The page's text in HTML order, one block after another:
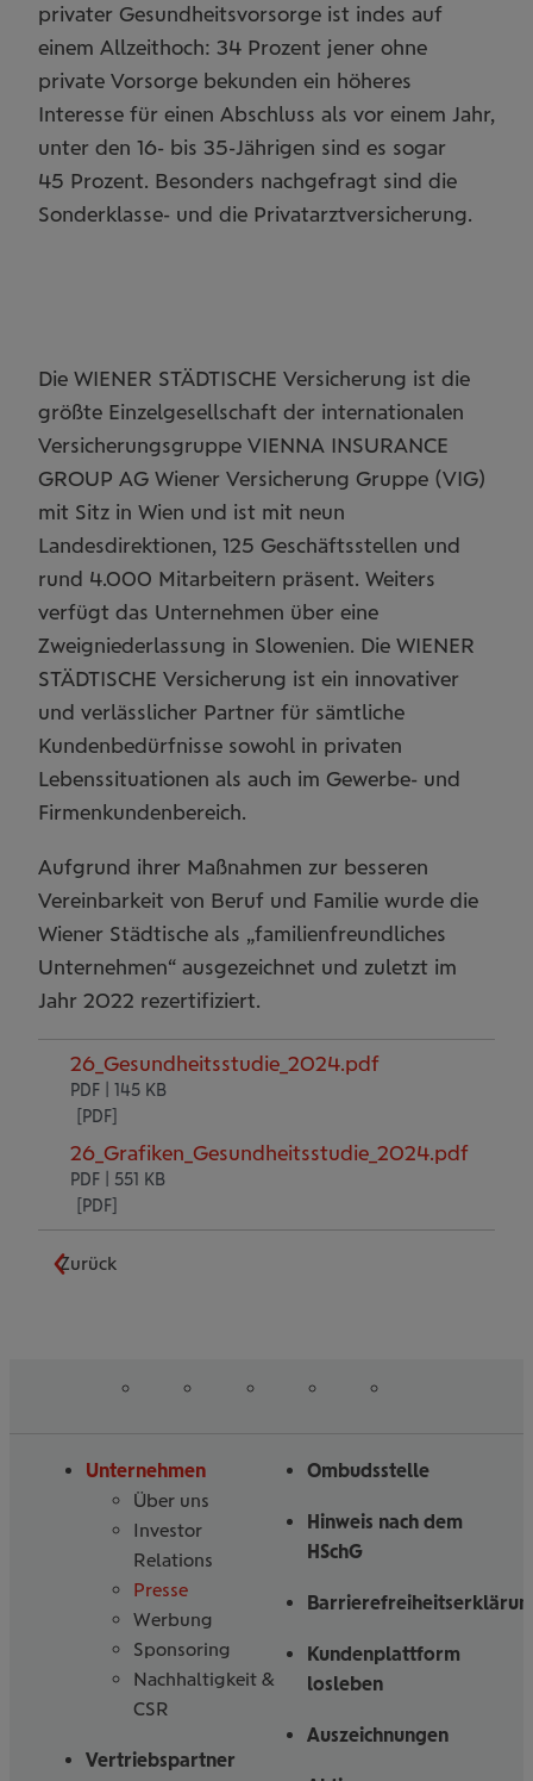
privater Gesundheitsvorsorge ist indes auf
einem Allzeithoch: 34 Prozent jener ohne
private Vorsorge bekunden ein höheres
Interesse für einen Abschluss als vor einem Jahr,
unter den 16- bis 35-Jährigen sind es sogar
45 Prozent. Besonders nachgefragt sind die
Sonderklasse- und die Privatarztversicherung.
Die WIENER STÄDTISCHE Versicherung ist die
größte Einzelgesellschaft der internationalen
Versicherungsgruppe VIENNA INSURANCE
GROUP AG Wiener Versicherung Gruppe (VIG)
mit Sitz in Wien und ist mit neun
Landesdirektionen, 125 Geschäftsstellen und
rund 4.000 Mitarbeitern präsent. Weiters
verfügt das Unternehmen über eine
Zweigniederlassung in Slowenien. Die WIENER
STÄDTISCHE Versicherung ist ein innovativer
und verlässlicher Partner für sämtliche
Kundenbedürfnisse sowohl in privaten
Lebenssituationen als auch im Gewerbe- und
Firmenkundenbereich.
Aufgrund ihrer Maßnahmen zur besseren
Vereinbarkeit von Beruf und Familie wurde die
Wiener Städtische als „familienfreundliches
Unternehmen“ ausgezeichnet und zuletzt im
Jahr 2022 rezertifiziert.
26_Gesundheitsstudie_2024.pdf
PDF | 145 KB
26_Grafiken_Gesundheitsstudie_2024.pdf
PDF | 551 KB
Zurück
Unternehmen
Über uns
Investor
Relations
Presse
Werbung
Sponsoring
Nachhaltigkeit &
CSR
Vertriebspartner
Ombudsstelle
Hinweis nach dem
HSchG
Kundenplattform
losleben
Auszeichnungen
uns